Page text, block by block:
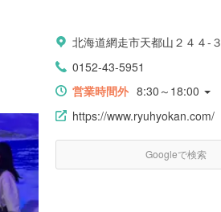
北海道網走市天都山２４４-３
0152-43-5951
営業時間外 8:30～18:00
https://www.ryuhyokan.com/
Googleで検索